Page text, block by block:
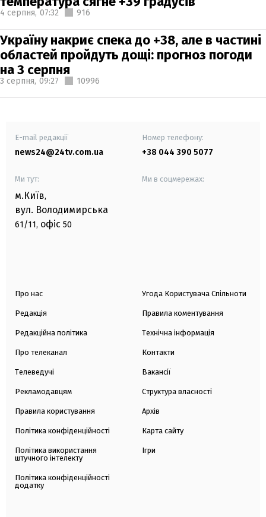
4 серпня, 07:32 916
Україну накриє спека до +38, але в частині
областей пройдуть дощі: прогноз погоди
на 3 серпня
3 серпня, 09:27 10996
E-mail редакції
news24@24tv.com.ua
Номер телефону:
+38 044 390 5077
Ми тут:
м.Київ,
вул. Володимирська
61/11, офіс 50
Ми в соцмережах:
Про нас
Редакція
Редакційна політика
Про телеканал
Телеведучі
Рекламодавцям
Правила користування
Політика конфіденційності
Політика використання
штучного інтелекту
Політика конфіденційності
додатку
Угода Користувача Спільноти
Правила коментування
Технічна інформація
Контакти
Вакансії
Структура власності
Архів
Карта сайту
Ігри